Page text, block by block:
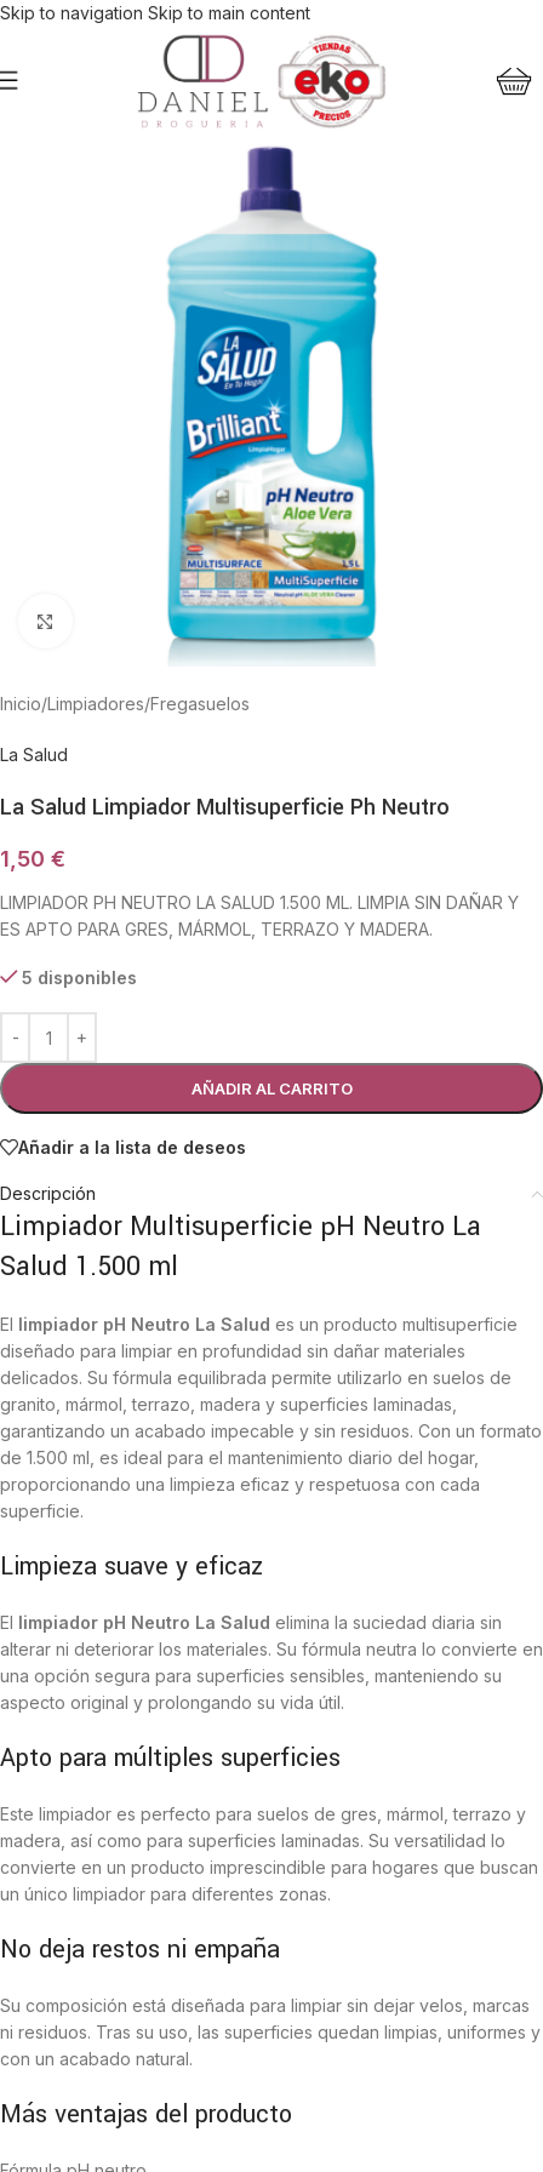
Skip to navigation Skip to main content
Haga Click para agrandar
Inicio/Limpiadores/Fregasuelos
La Salud
La Salud Limpiador Multisuperficie Ph Neutro
1,50 €
LIMPIADOR PH NEUTRO LA SALUD 1.500 ML. LIMPIA SIN DAÑAR Y
ES APTO PARA GRES, MÁRMOL, TERRAZO Y MADERA.
5 disponibles
AÑADIR AL CARRITO
Añadir a la lista de deseos
Descripción
Limpiador Multisuperficie pH Neutro La
Salud 1.500 ml
El limpiador pH Neutro La Salud es un producto multisuperficie
diseñado para limpiar en profundidad sin dañar materiales
delicados. Su fórmula equilibrada permite utilizarlo en suelos de
granito, mármol, terrazo, madera y superficies laminadas,
garantizando un acabado impecable y sin residuos. Con un formato
de 1.500 ml, es ideal para el mantenimiento diario del hogar,
proporcionando una limpieza eficaz y respetuosa con cada
superficie.
Limpieza suave y eficaz
El limpiador pH Neutro La Salud elimina la suciedad diaria sin
alterar ni deteriorar los materiales. Su fórmula neutra lo convierte en
una opción segura para superficies sensibles, manteniendo su
aspecto original y prolongando su vida útil.
Apto para múltiples superficies
Este limpiador es perfecto para suelos de gres, mármol, terrazo y
madera, así como para superficies laminadas. Su versatilidad lo
convierte en un producto imprescindible para hogares que buscan
un único limpiador para diferentes zonas.
No deja restos ni empaña
Su composición está diseñada para limpiar sin dejar velos, marcas
ni residuos. Tras su uso, las superficies quedan limpias, uniformes y
con un acabado natural.
Más ventajas del producto